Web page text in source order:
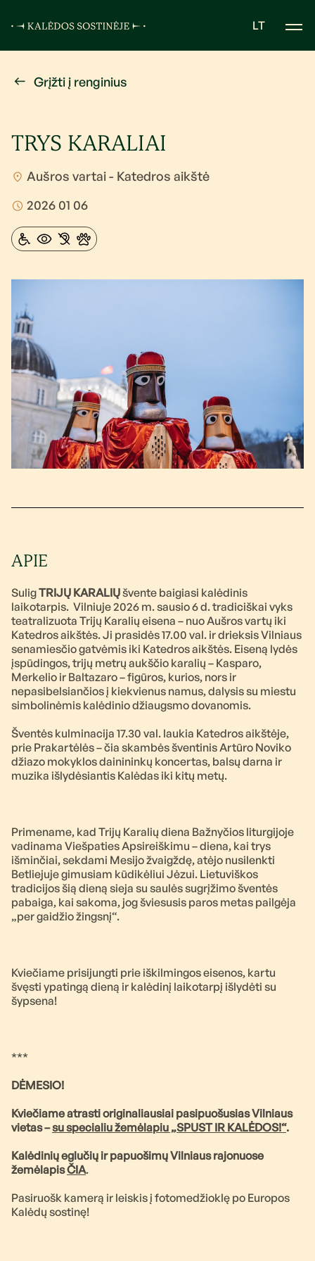
LT
Grįžti į renginius
TRYS KARALIAI
Aušros vartai - Katedros aikštė
2026 01 06
APIE
SuligTRIJŲ KARALIŲšvente baigiasi kalėdinis
laikotarpis. Vilniuje 2026 m. sausio 6 d. tradiciškai vyks
teatralizuota Trijų Karalių eisena – nuo Aušros vartų iki
Katedros aikštės. Ji prasidės 17.00 val. ir drieksis Vilniaus
senamiesčio gatvėmis iki Katedros aikštės. Eiseną lydės
įspūdingos, trijų metrų aukščio karalių – Kasparo,
Merkelio ir Baltazaro – figūros, kurios, nors ir
nepasibelsiančios į kiekvienus namus, dalysis su miestu
simbolinėmis kalėdinio džiaugsmo dovanomis.
Šventės kulminacija 17.30 val. laukia Katedros aikštėje,
prie Prakartėlės – čia skambės šventinis Artūro Noviko
džiazo mokyklos dainininkų koncertas, balsų darna ir
muzika išlydėsiantis Kalėdas iki kitų metų.
Primename, kad Trijų Karalių diena Bažnyčios liturgijoje
vadinama Viešpaties Apsireiškimu – diena, kai trys
išminčiai, sekdami Mesijo žvaigždę, atėjo nusilenkti
Betliejuje gimusiam kūdikėliui Jėzui. Lietuviškos
tradicijos šią dieną sieja su saulės sugrįžimo šventės
pabaiga, kai sakoma, jog šviesusis paros metas pailgėja
„per gaidžio žingsnį“.
Kviečiame prisijungti prie iškilmingos eisenos, kartu
švęsti ypatingą dieną ir kalėdinį laikotarpį išlydėti su
šypsena!
***
DĖMESIO!
Kviečiame atrasti originaliausiai pasipuošusias Vilniaus
vietas –su specialiu žemėlapiu „SPUST IR KALĖDOS!“.
Kalėdinių eglučių ir papuošimų Vilniaus rajonuose
žemėlapisČIA.
Pasiruošk kamerą ir leiskis į fotomedžioklę po Europos
Kalėdų sostinę!